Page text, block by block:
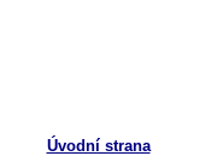
Úvodní strana